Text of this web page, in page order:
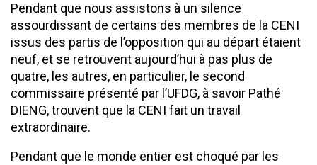
Pendant que nous assistons à un silence
assourdissant de certains des membres de la CENI
issus des partis de l’opposition qui au départ étaient
neuf, et se retrouvent aujourd’hui à pas plus de
quatre, les autres, en particulier, le second
commissaire présenté par l’UFDG, à savoir Pathé
DIENG, trouvent que la CENI fait un travail
extraordinaire.
Pendant que le monde entier est choqué par les